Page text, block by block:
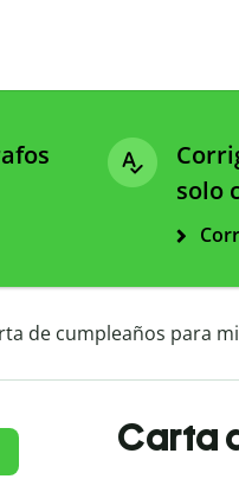
solo
de cumpleaños para
Carta